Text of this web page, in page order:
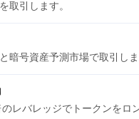
取引します。
暗号資産予測市場で取引しま
レバレッジでトークンをロ